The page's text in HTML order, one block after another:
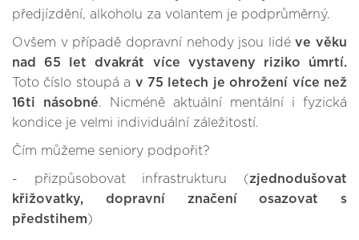
předjízdění, alkoholu za volantem je podprůměrný.
Ovšem v případě dopravní nehody jsou lidéve věku
nad 65 let dvakrát více vystaveny riziko úmrtí.
Toto číslo stoupá a v 75 letech je ohrožení více než
16ti násobné. Nicméně aktuální mentální i fyzická
kondice je velmi individuální záležitostí.
Čím můžeme seniory podpořit?
- přizpůsobovat infrastrukturu (zjednodušovat
křižovatky, dopravní značení osazovat s
předstihem)